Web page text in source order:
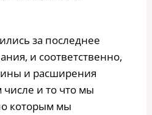
за последнее
и соответственно,
и расширения
числе и то что мы
которым мы